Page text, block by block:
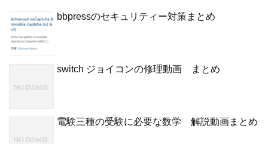
bbpressのセキュリティー対策まとめ
switch ジョイコンの修理動画 まとめ
電験三種の受験に必要な数学 解説動画まとめ